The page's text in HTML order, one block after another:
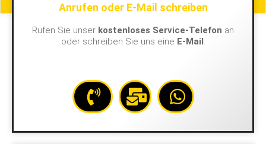
Anrufen oder E-Mail schreiben
Rufen Sie unser kostenloses Service-Telefon an
oder schreiben Sie uns eine E-Mail.